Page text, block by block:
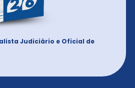
Judiciário e Oficial de